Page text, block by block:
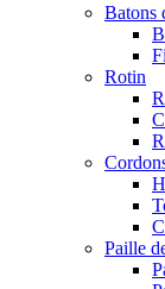
Batons
Rotin
Paille